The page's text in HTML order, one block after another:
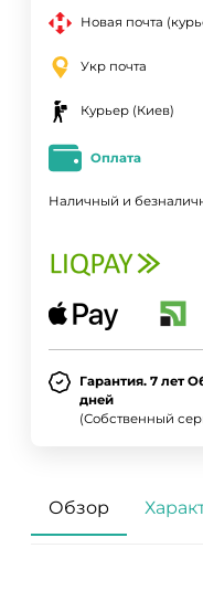
Новая почта
Укр почта
Курьер (Киев)
Оплата
Наличный и
Гарантия. 7 лет
дней
(Собственный
Обзор